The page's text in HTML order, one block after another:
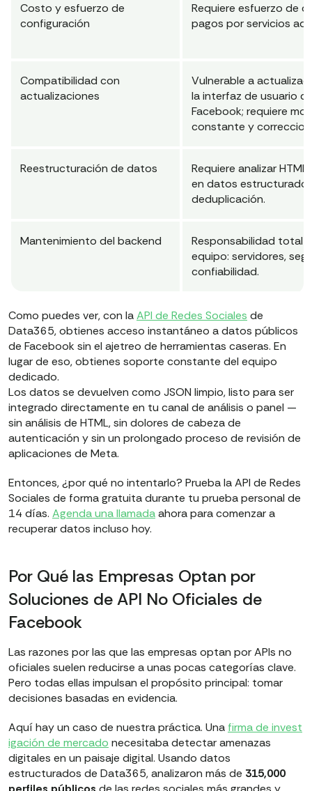
Costo y esfuerzo de
configuración
Requiere esfuerzo de
pagos por servicios
Compatibilidad con
actualizaciones
Vulnerable a
la interfaz de usuario
Facebook; requiere
constante y
Reestructuración de datos
Requiere analizar
en datos
deduplicación.
Mantenimiento del backend
Responsabilidad total
equipo: servidores,
confiabilidad.
Como puedes ver, con laAPI de Redes Sociales de
Data365, obtienes acceso instantáneo a datos públicos
de Facebook sin el ajetreo de herramientas caseras. En
lugar de eso, obtienes soporte constante del equipo
dedicado.
Los datos se devuelven como JSON limpio, listo para ser
integrado directamente en tu canal de análisis o panel —
sin análisis de HTML, sin dolores de cabeza de
autenticación y sin un prolongado proceso de revisión de
aplicaciones de Meta.
Entonces, ¿por qué no intentarlo? Prueba la API de Redes
Sociales de forma gratuita durante tu prueba personal de
14 días. Agenda una llamadaahora para comenzar a
recuperar datos incluso hoy.
Por Qué las Empresas Optan por
Soluciones de API No Oficiales de
Facebook
Las razones por las que las empresas optan por APIs no
oficiales suelen reducirse a unas pocas categorías clave.
Pero todas ellas impulsan el propósito principal: tomar
decisiones basadas en evidencia.
Aquí hay un caso de nuestra práctica. Una firma de invest
igación de mercado necesitaba detectar amenazas
digitales en un paisaje digital. Usando datos
estructurados de Data365, analizaron más de 315,000